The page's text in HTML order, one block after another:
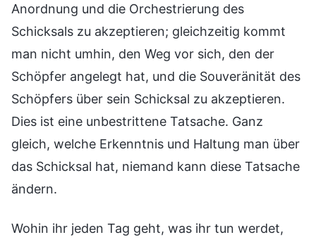
Anordnung und die Orchestrierung des
Schicksals zu akzeptieren; gleichzeitig kommt
man nicht umhin, den Weg vor sich, den der
Schöpfer angelegt hat, und die Souveränität des
Schöpfers über sein Schicksal zu akzeptieren.
Dies ist eine unbestrittene Tatsache. Ganz
gleich, welche Erkenntnis und Haltung man über
das Schicksal hat, niemand kann diese Tatsache
ändern.
Wohin ihr jeden Tag geht, was ihr tun werdet,